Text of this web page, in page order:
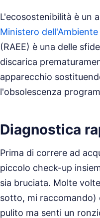
L'ecosostenibilità è un
Ministero
(RAEE) è una delle
discarica
apparecchio
l'obsolescenza
Diagnostica
Prima di correre ad
piccolo check-up
sia bruciata. Molte
sotto, mi raccomando)
pulito ma senti un